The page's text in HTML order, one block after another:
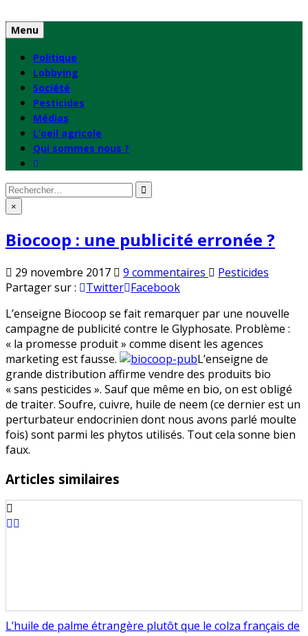
to
content
Menu
Politique
Lobbying
Société
Pesticides
Médias
L’oeil agricole
Qui sommes nous ?
Rechercher
: ×
Biocoop : une publicité erronée ?
29 novembre 2017 9 commentaires sur
une
publicité
erronée
?
Publié
Pesticides
Partager sur :
Twitter Facebook
L’enseigne Biocoop se fait remarquer par une nouvelle
campagne de publicité contre le Glyphosate. Problème :
« la promesse produit » comme disent les agences
marketing est fausse.
L’enseigne de
grande distribution affirme vendre des produits bio
« sans pesticides ». Sauf que même en bio, on est obligé
de traiter. Soufre, cuivre, huile de neem (ce dernier est un
perturbateur endocrinien dont nous avons parlé moulte
fois) sont parmi les phytos utilisés. Tout cela sonne bien
faux.
Articles similaires
L’huile de palme étrangère plutôt que le colza français de